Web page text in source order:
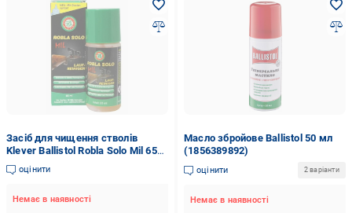
Засіб для чищення стволів
Klever Ballistol Robla Solo Mil 65
мл (zbZ3.4.7.002)
оцінити
Немає в наявності
Масло збройове Ballistol 50 мл
(1856389892)
оцінити 2 варіанти
Немає в наявності